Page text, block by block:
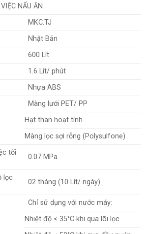
NẤU ĂN
MKC.TJ
Nhật Bản
600 Lít
1.6 Lít/ phút
Nhựa ABS
Màng lưới PET/ PP
Hạt than hoạt tính
Màng lọc sợi rỗng (Polysulfone)
tối
0.07 MPa
lọc
02 tháng (10 Lít/ ngày)
Chỉ sử dụng với nước máy:
Nhiệt độ < 35°C khi qua lõi lọc.